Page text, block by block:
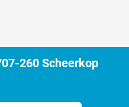
260 Scheerkop